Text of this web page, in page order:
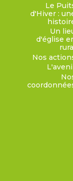
Le
d'Hiver :
Un
d'église
Nos